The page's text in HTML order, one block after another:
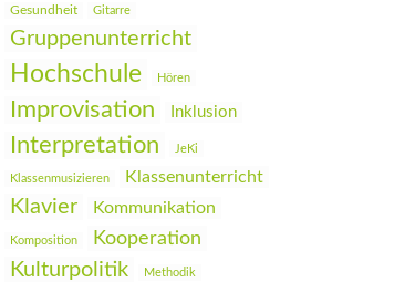
Gesundheit Gitarre
Gruppenunterricht
Hochschule Hören
Improvisation Inklusion
Interpretation JeKi
Klassenmusizieren Klassenunterricht
Klavier Kommunikation
Komposition Kooperation
Kulturpolitik Methodik